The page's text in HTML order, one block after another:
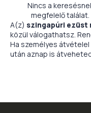
Nincs a
megfelelő találat.
A(z) szingapúri ezüst
közül válogathatsz.
Ha személyes
után aznap is